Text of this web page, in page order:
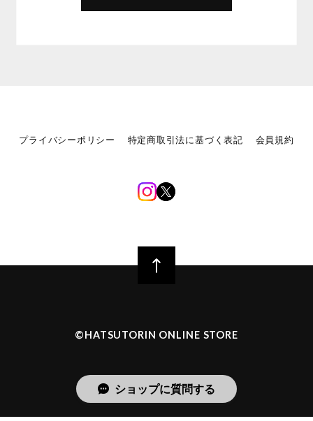
プライバシーポリシー 特定商取引法に基づく表記 会員規約
©︎HATSUTORIN ONLINE STORE
ショップに質問する